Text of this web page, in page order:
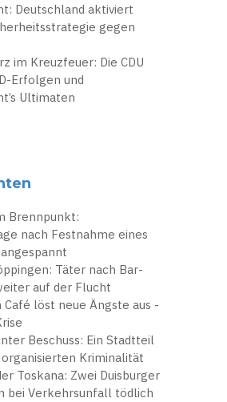
Deutschland aktiviert
gegen
im Kreuzfeuer: Die CDU
Erfolgen und
Ultimaten
Brennpunkt:
nach Festnahme eines
Täter nach Bar-
auf der Flucht
Café löst neue Ängste aus -
Beschuss: Ein Stadtteil
organisierten Kriminalität
Toskana: Zwei Duisburger
bei Verkehrsunfall tödlich